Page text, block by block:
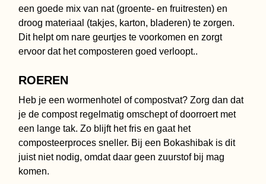
een goede mix van nat (groente- en fruitresten) en
droog materiaal (takjes, karton, bladeren) te zorgen.
Dit helpt om nare geurtjes te voorkomen en zorgt
ervoor dat het composteren goed verloopt..
ROEREN
Heb je een wormenhotel of compostvat? Zorg dan dat
je de compost regelmatig omschept of doorroert met
een lange tak. Zo blijft het fris en gaat het
composteerproces sneller. Bij een Bokashibak is dit
juist niet nodig, omdat daar geen zuurstof bij mag
komen.